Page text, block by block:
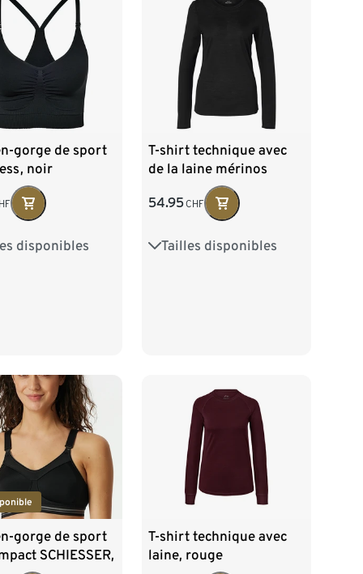
gorge de sport
noir
disponibles
M 40/42
T-shirt technique avec
de la laine mérinos
54.95CHF
Tailles disponibles
XS 32/34 S 36/38
gorge de sport
SCHIESSER,
T-shirt technique avec
laine, rouge